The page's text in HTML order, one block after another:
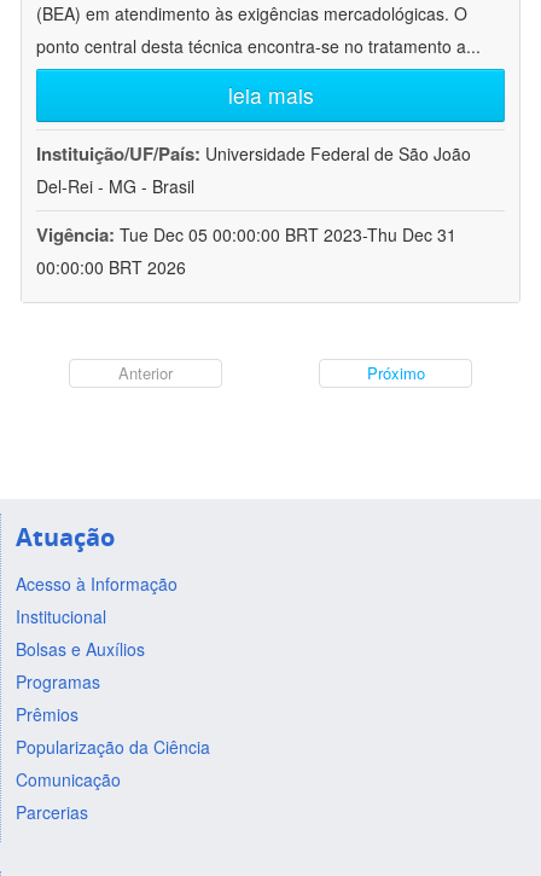
(BEA) em atendimento às exigências mercadológicas. O
ponto central desta técnica encontra-se no tratamento a...
leia mais
Instituição/UF/País: Universidade Federal de São João
Del-Rei - MG - Brasil
Vigência: Tue Dec 05 00:00:00 BRT 2023-Thu Dec 31
00:00:00 BRT 2026
Anterior Próximo
Atuação
Acesso à Informação
Institucional
Bolsas e Auxílios
Programas
Prêmios
Popularização da Ciência
Comunicação
Parcerias